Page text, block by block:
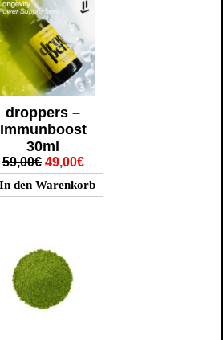
droppers –
Immunboost
30ml
59,00€ 49,00€